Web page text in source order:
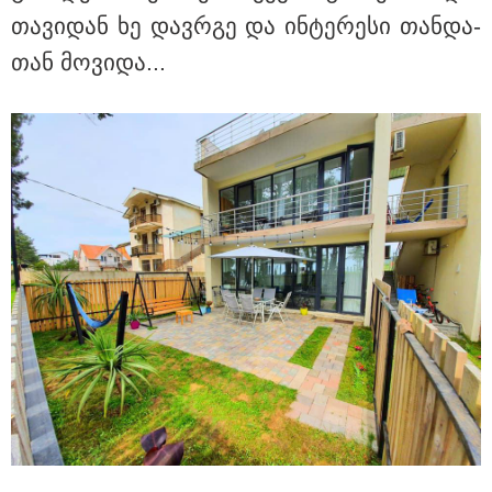
ბრალს წამიყენებს" - ცოტნე მირცხულავა
18:51 / 08-08-2026
"ზურგს უკან ლაჩრულად მომეპარნენ და თავს
დამესხნენ - ასფალტზე თავი მრავალჯერ
დამარტყმევინეს, მირტყეს მუშტები" - რას ჰყვება
კურიერი, რომელსაც არასრულწლოვანები სასტიკად
გაუსწორდნენ?
თა­ვი­დან ხე დავრგე და ინ­ტე­რე­სი თან­და­
თან მო­ვი­და...